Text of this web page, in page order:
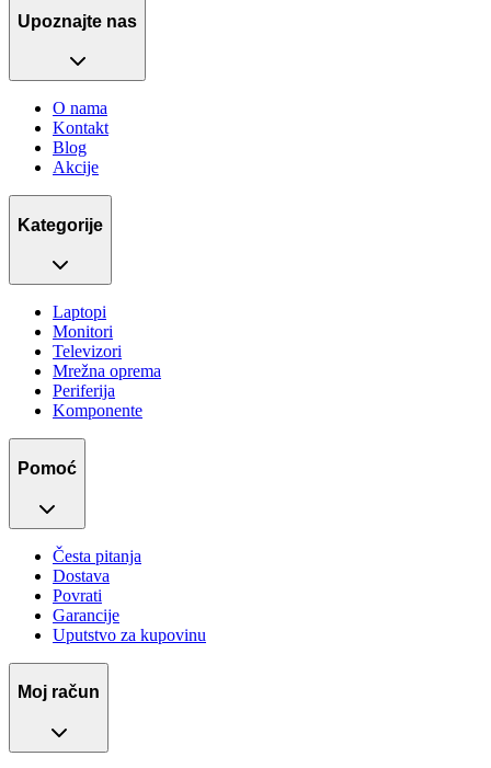
Upoznajte nas
O nama
Kontakt
Blog
Akcije
Kategorije
Laptopi
Monitori
Televizori
Mrežna oprema
Periferija
Komponente
Pomoć
Česta pitanja
Dostava
Povrati
Garancije
Uputstvo za kupovinu
Moj račun